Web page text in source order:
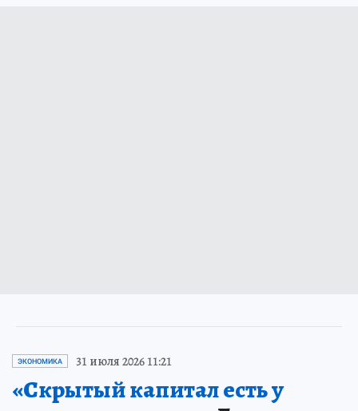
ЭКОНОМИКА 31 июля 2026 11:21
«Скрытый капитал есть у